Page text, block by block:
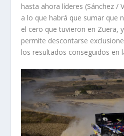
hasta ahora líderes (Sánchez /
a lo que habrá que sumar que
el cero que tuvieron en Zuera,
permite descontarse
los resultados conseguidos en